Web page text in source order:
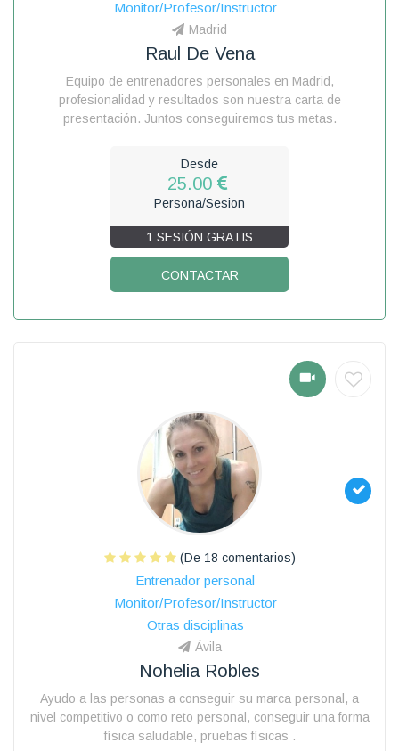
Monitor/Profesor/Instructor
Madrid
Raul De Vena
Equipo de entrenadores personales en Madrid,
profesionalidad y resultados son nuestra carta de
presentación. Juntos conseguiremos tus metas.
Desde
25.00
Persona/Sesion
1 SESIÓN GRATIS
CONTACTAR
(De 18 comentarios)
Entrenador personal
Monitor/Profesor/Instructor
Otras disciplinas
Ávila
Nohelia Robles
Ayudo a las personas a conseguir su marca personal, a
nivel competitivo o como reto personal, conseguir una forma
física saludable, pruebas físicas .